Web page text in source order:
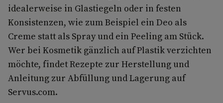
idealerweise in Glastiegeln oder in festen
Konsistenzen, wie zum Beispiel ein Deo als
Creme statt als Spray und ein Peeling am Stück.
Wer bei Kosmetik gänzlich auf Plastik verzichten
möchte, findet Rezepte zur Herstellung und
Anleitung zur Abfüllung und Lagerung auf
Servus.com.